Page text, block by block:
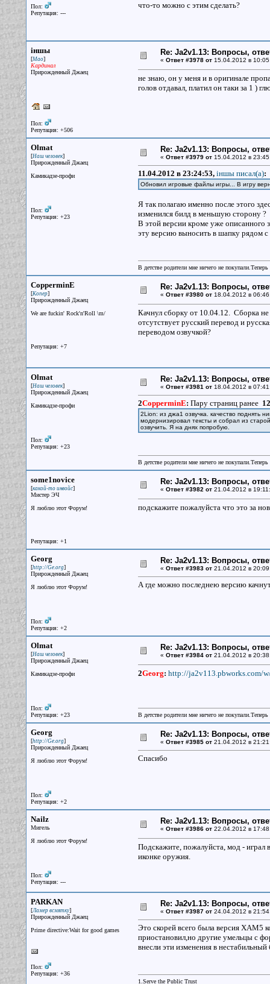
Пол:
Репутация: ---
что-то можно с этим сделать?
iншы
[Мао]
Кардинал
Прирожденный Джаец
Пол:
Репутация: +506
Re: Ja2v1.13: Вопросы,
« Ответ #3978 от15.04.2012 в
не знаю, он у меня и в оригинале
голов отдавал, платил он таки за 1 )
Olmat
[Наш человек]
Прирожденный Джаец
Камикадзе-профи
Пол:
Репутация: +23
Re: Ja2v1.13: Вопросы,
« Ответ #3979 от15.04.2012 в
11.04.2012 в 23:24:53, iншы писал(a):
Обновил игровые файлы игры... В игру
Я так полагаю именно после этого
изменился билд в меньшую сторону ?
В этой версии кроме уже описанного
эту версию выносить в шапку рядом с
В детстве родители мне ничего не
CopperminE
[Копер]
Прирожденный Джаец
We are fuckin' Rock'n'Roll \m/
Репутация: +7
Re: Ja2v1.13: Вопросы,
« Ответ #3980 от18.04.2012 в
Качнул сборку от 10.04.12. Сборка
отсутствует русский перевод и
переводом озвучкой?
Olmat
[Наш человек]
Прирожденный Джаец
Камикадзе-профи
Пол:
Репутация: +23
Re: Ja2v1.13: Вопросы,
« Ответ #3981 от18.04.2012 в
2CopperminE: Пару страниц ранее
2Lion: из джа1 озвучка. качество поднять
модернизировал тексты и собрал из
озвучить. Я на днях попробую.
В детстве родители мне ничего не
some1novice
[какой-то инвойс]
Мистер ЭЧ
Я люблю этот Форум!
Репутация: +1
Re: Ja2v1.13: Вопросы,
« Ответ #3982 от21.04.2012 в
подскажите пожалуйста что это за
Georg
[http://Ge.org]
Прирожденный Джаец
Я люблю этот Форум!
Пол:
Репутация: +2
Re: Ja2v1.13: Вопросы,
« Ответ #3983 от21.04.2012 в
А где можно последнею версию
Olmat
[Наш человек]
Прирожденный Джаец
Камикадзе-профи
Пол:
Репутация: +23
Re: Ja2v1.13: Вопросы,
« Ответ #3984 от21.04.2012 в
2Georg: http://ja2v113.pbworks.com/
В детстве родители мне ничего не
Georg
[http://Ge.org]
Прирожденный Джаец
Я люблю этот Форум!
Пол:
Репутация: +2
Re: Ja2v1.13: Вопросы,
« Ответ #3985 от21.04.2012 в
Спасибо
Nailz
Мигель
Я люблю этот Форум!
Пол:
Репутация: ---
Re: Ja2v1.13: Вопросы,
« Ответ #3986 от22.04.2012 в
Подскажите, пожалуйста, мод - играл
иконке оружия.
PARKAN
[Ламер всмятку]
Прирожденный Джаец
Prime directive:Wait for good games
Пол:
Репутация: +36
Re: Ja2v1.13: Вопросы,
« Ответ #3987 от24.04.2012 в
Это скорей всего была версия ХАМ5
приостановил,но другие умельцы с
внесли эти изменения в
1.Serve the Public Trust